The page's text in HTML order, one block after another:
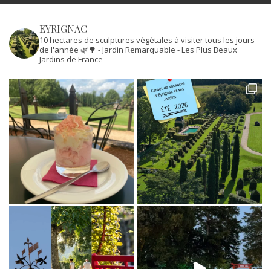
EYRIGNAC
10 hectares de sculptures végétales à visiter tous les jours
de l'année 🌿🌳 - Jardin Remarquable - Les Plus Beaux
Jardins de France